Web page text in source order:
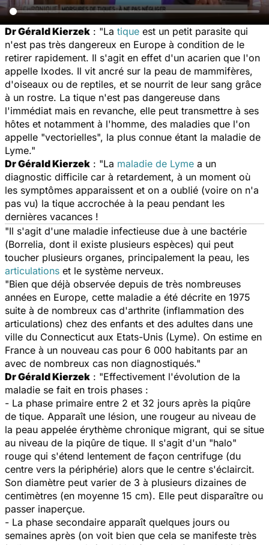
Dr Gérald Kierzek : "La tique est un petit parasite qui
n'est pas très dangereux en Europe à condition de le
retirer rapidement. Il s'agit en effet d'un acarien que l'on
appelle Ixodes. Il vit ancré sur la peau de mammifères,
d'oiseaux ou de reptiles, et se nourrit de leur sang grâce
à un rostre. La tique n'est pas dangereuse dans
l'immédiat mais en revanche, elle peut transmettre à ses
hôtes et notamment à l'homme, des maladies que l'on
appelle "vectorielles", la plus connue étant la maladie de
Lyme."
Dr Gérald Kierzek : "La maladie de Lyme a un
diagnostic difficile car à retardement, à un moment où
les symptômes apparaissent et on a oublié (voire on n'a
pas vu) la tique accrochée à la peau pendant les
dernières vacances !
"Il s'agit d'une maladie infectieuse due à une bactérie
(Borrelia, dont il existe plusieurs espèces) qui peut
toucher plusieurs organes, principalement la peau, les
articulations et le système nerveux.
"Bien que déjà observée depuis de très nombreuses
années en Europe, cette maladie a été décrite en 1975
suite à de nombreux cas d'arthrite (inflammation des
articulations) chez des enfants et des adultes dans une
ville du Connecticut aux Etats-Unis (Lyme). On estime en
France à un nouveau cas pour 6 000 habitants par an
avec de nombreux cas non diagnostiqués."
Dr Gérald Kierzek : "Effectivement l'évolution de la
maladie se fait en trois phases :
- La phase primaire entre 2 et 32 jours après la piqûre
de tique. Apparaît une lésion, une rougeur au niveau de
la peau appelée érythème chronique migrant, qui se situe
au niveau de la piqûre de tique. Il s'agit d'un "halo"
rouge qui s'étend lentement de façon centrifuge (du
centre vers la périphérie) alors que le centre s'éclaircit.
Son diamètre peut varier de 3 à plusieurs dizaines de
centimètres (en moyenne 15 cm). Elle peut disparaître ou
passer inaperçue.
- La phase secondaire apparaît quelques jours ou
semaines après (on voit bien que cela se manifeste très